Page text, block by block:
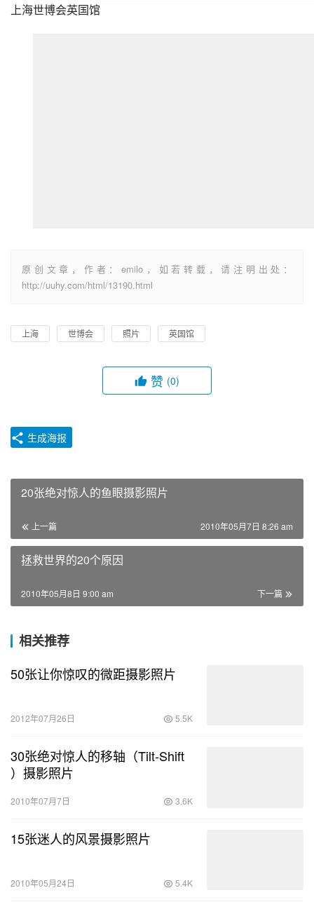
上海世博会英国馆
原创文章，作者：emilo，如若转载，请注明出处：
http://uuhy.com/html/13190.html
上海 世博会 照片 英国馆
赞 (0)
生成海报
20张绝对惊人的鱼眼摄影照片
上一篇 2010年05月7日 8:26 am
拯救世界的20个原因
下一篇
2010年05月8日 9:00 am
相关推荐
50张让你惊叹的微距摄影照片
2012年07月26日 5.5K
30张绝对惊人的移轴（Tilt-Shift
）摄影照片
2010年07月7日 3.6K
15张迷人的风景摄影照片
2010年05月24日 5.4K